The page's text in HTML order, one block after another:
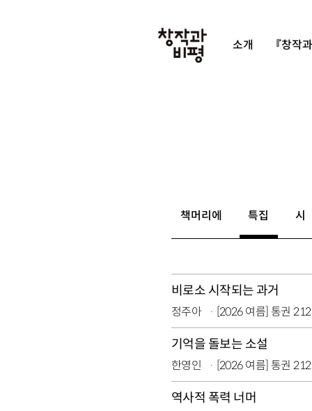
소개 『창작
책머리에 특집 시
비로소 시작되는 과거
정주아 [2026 여름] 통권
기억을 돌보는 소설
한영인 [2026 여름] 통권
역사적 폭력 너머